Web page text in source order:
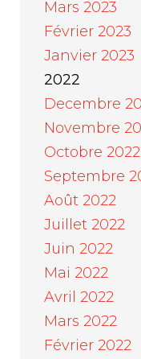
Mars 2023
Février 2023
Janvier 2023
2022
Decembre
Novembre
Octobre 2022
Septembre
Août 2022
Juillet 2022
Juin 2022
Mai 2022
Avril 2022
Mars 2022
Février 2022